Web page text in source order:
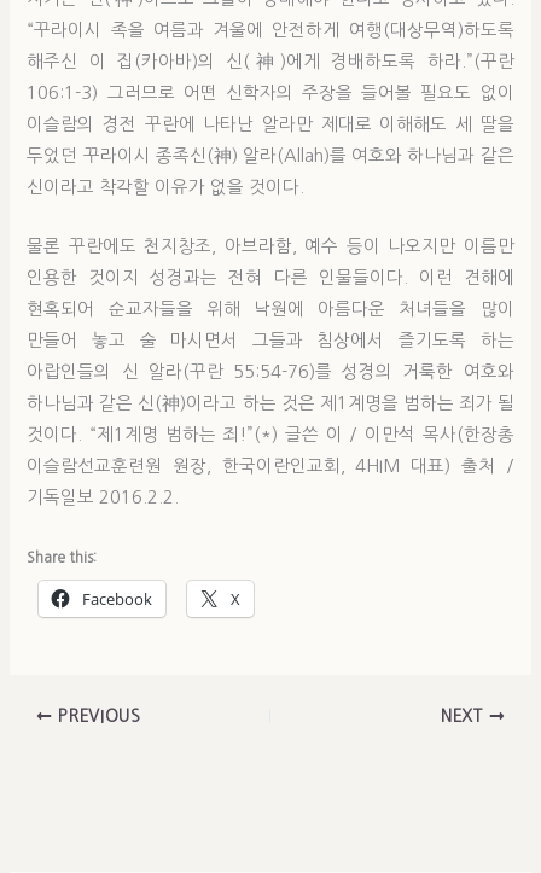
“꾸라이시 족을 여름과 겨울에 안전하게 여행(대상무역)하도록
해주신 이 집(카아바)의 신(神)에게 경배하도록 하라.”(꾸란
106:1-3) 그러므로 어떤 신학자의 주장을 들어볼 필요도 없이
이슬람의 경전 꾸란에 나타난 알라만 제대로 이해해도 세 딸을
두었던 꾸라이시 종족신(神) 알라(Allah)를 여호와 하나님과 같은
신이라고 착각할 이유가 없을 것이다.
물론 꾸란에도 천지창조, 아브라함, 예수 등이 나오지만 이름만
인용한 것이지 성경과는 전혀 다른 인물들이다. 이런 견해에
현혹되어 순교자들을 위해 낙원에 아름다운 처녀들을 많이
만들어 놓고 술 마시면서 그들과 침상에서 즐기도록 하는
아랍인들의 신 알라(꾸란 55:54-76)를 성경의 거룩한 여호와
하나님과 같은 신(神)이라고 하는 것은 제1계명을 범하는 죄가 될
것이다. “제1계명 범하는 죄!”(*) 글쓴 이 / 이만석 목사(한장총
이슬람선교훈련원 원장, 한국이란인교회, 4HIM 대표) 출처 /
기독일보 2016.2.2.
Share this:
Facebook X
PREVIOUS NEXT